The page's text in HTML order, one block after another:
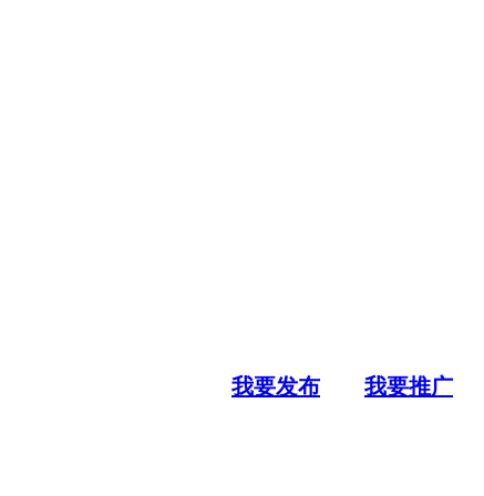
我要发布 我要推广